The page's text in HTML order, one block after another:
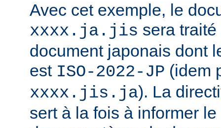
Avec cet exemple, le
xxxx.ja.jis sera
document japonais dont
est ISO-2022-JP (idem
xxxx.jis.ja). La
sert à la fois à informer